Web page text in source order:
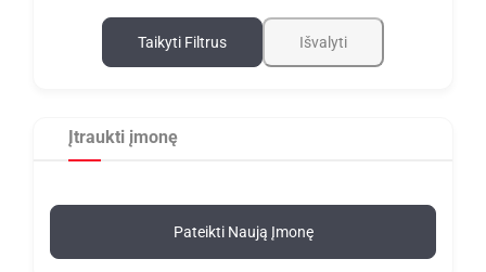
Taikyti Filtrus Išvalyti
Įtraukti įmonę
Pateikti Naują Įmonę